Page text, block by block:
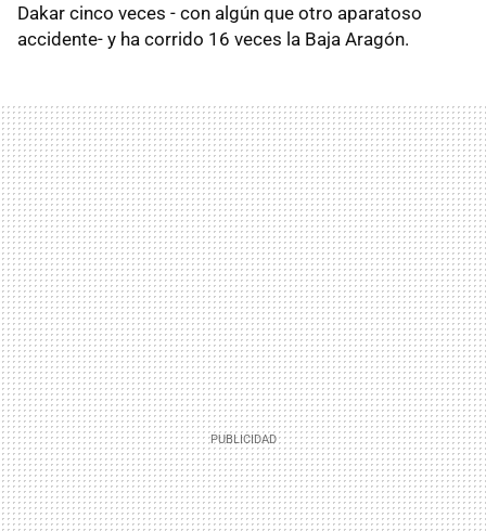
Dakar cinco veces - con algún que otro aparatoso
accidente- y ha corrido 16 veces la Baja Aragón.